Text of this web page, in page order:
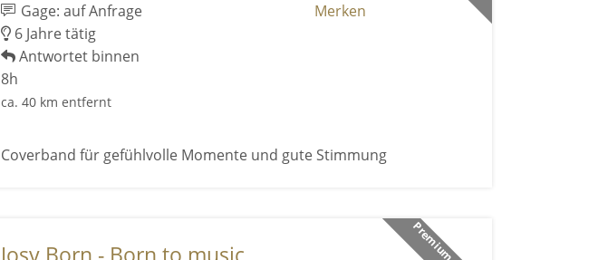
Gage: auf Anfrage
6 Jahre tätig
Antwortet binnen
8h
ca. 40 km entfernt
Merken
Coverband für gefühlvolle Momente und gute Stimmung